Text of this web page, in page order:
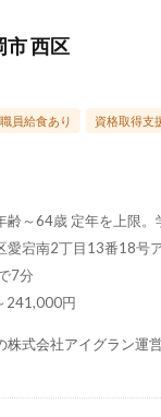
市 西区
職員給食あり 資格取得支
齢～64歳 定年を上限。
愛宕南2丁目13番18号
7分
241,000円
株式会社アイグラン